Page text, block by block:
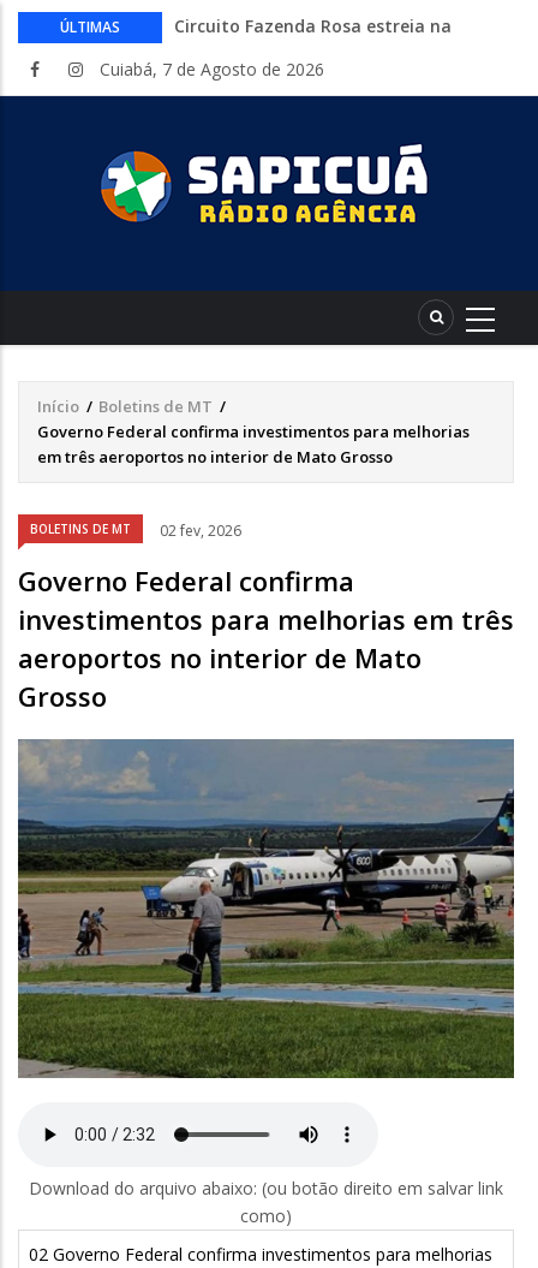
ÚLTIMAS
Circuito Fazenda Rosa estreia na
atividades do agronegócio
sexta-feira
Começa nesta sexta-feira em Cuiabá o
Mato Grosso AgroFestival, com rodeio e
crimes digitais contra menores
CAIXA e iFood facilitam financiamento
entregadores
Cuiabá, 7 de Agosto de 2026
Trilha
de
Início / Boletins de MT /
Governo Federal confirma investimentos para melhorias
em três aeroportos no interior de Mato Grosso
BOLETINS DE MT 02 fev, 2026
Governo Federal confirma
investimentos para melhorias em três
aeroportos no interior de Mato
Grosso
Áudio
Download do arquivo abaixo: (ou botão direito em salvar link
como)
02 Governo Federal confirma investimentos para melhorias